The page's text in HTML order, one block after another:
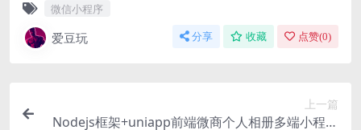
微信小程序
爱豆玩 分享 收藏 点赞(0)
上一篇
Nodejs框架+uniapp前端微商个人相册多端小程序